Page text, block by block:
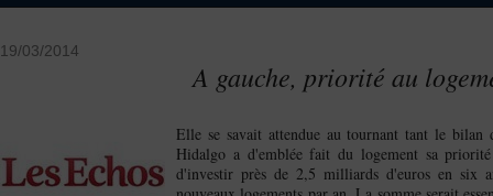
19/03/2014
A gauche, priorité au
Elle se savait attendue au tournant tant le
Hidalgo a d'emblée fait du logement sa
d'investir près de 2,5 milliards d'euros en six